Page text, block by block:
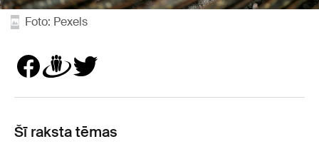
Foto: Pexels
Šī raksta tēmas